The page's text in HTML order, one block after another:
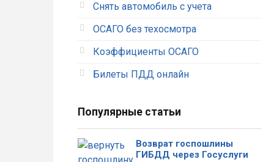
Снять автомобиль с учета
ОСАГО без техосмотра
Коэффициенты ОСАГО
Билеты ПДД онлайн
Популярные статьи
Возврат госпошлины
ГИБДД через Госуслуги